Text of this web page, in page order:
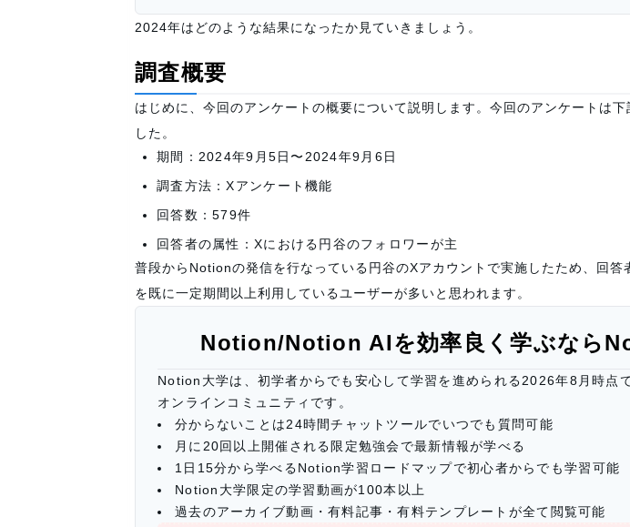
2024年はどのような結果になったか見ていきましょう。
調査概要
はじめに、今回のアンケートの概要について説明します。今回のアンケートは下
した。
期間：2024年9月5日〜2024年9月6日
調査方法：Xアンケート機能
回答数：579件
回答者の属性：Xにおける円谷のフォロワーが主
普段からNotionの発信を行なっている円谷のXアカウントで実施したため、回
を既に一定期間以上利用しているユーザーが多いと思われます。
Notion/Notion AIを効率良く学ぶなら
Notion大学は、初学者からでも安心して学習を進められる2026年8 月時点
オンラインコミュニティです。
分からないことは24時間チャットツールでいつでも質問可能
月に20回以上開催される限定勉強会で最新情報が学べる
1日15分から学べるNotion学習ロードマップで初心者からでも学習可能
Notion大学限定の学習動画が100本以上
過去のアーカイブ動画・有料記事・有料テンプレートが全て閲覧可能